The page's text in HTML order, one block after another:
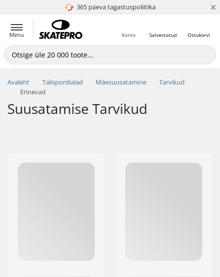
365 päeva tagastuspoliitika
4.8 paljaks 5 ×
Menu Ostukorvi
Salvestatud
Konto
Avaleht Talispordialad Mäesuusatamine
Tarvikud
Erinevad
Suusatamise Tarvikud